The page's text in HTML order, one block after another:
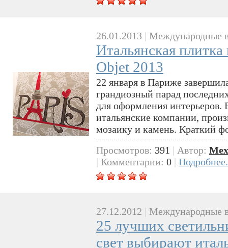
26.01.2013 | Международные
Итальянская
Objet 2013
22 января в Париже
грандиозный парад
для оформления интерьеров.
итальянские компании,
мозаику и камень. Краткий
Просмотров: 391 | Автор:
| Комментарии: 0 |
27.12.2012 Международные
25 лучших
свет выбирают